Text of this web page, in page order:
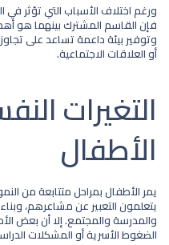
ورغم اختلاف الأسباب التي تؤثر في
فإن القاسم المشترك بينهما هو
وتوفير بيئة داعمة تساعد على
أو العلاقات الاجتماعية.
التغيرات
الأطفال​
يمر الأطفال بمراحل متتابعة من
يتعلمون التعبير عن مشاعرهم،
والمدرسة والمجتمع. إلا أن بعض
الضغوط الأسرية أو المشكلات